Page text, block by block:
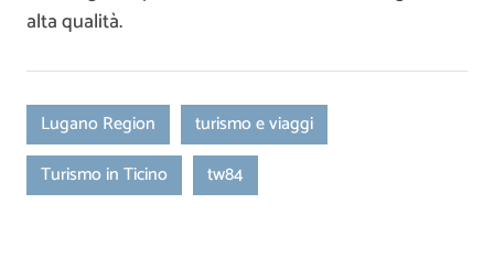
alta qualità.
Lugano Region
turismo e viaggi
Turismo in Ticino
tw84